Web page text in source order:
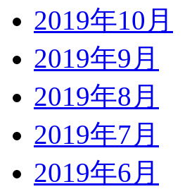
2019年10月
2019年9月
2019年8月
2019年7月
2019年6月